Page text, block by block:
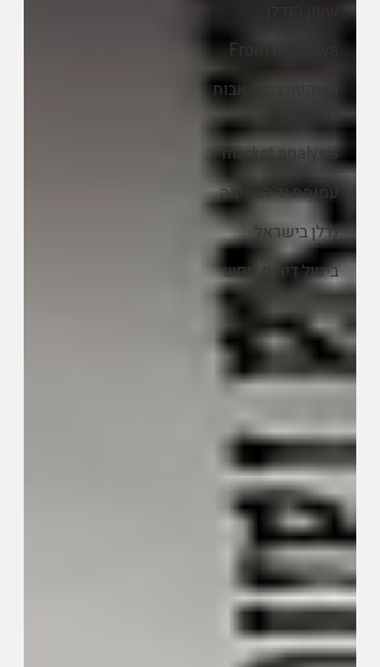
From the news
השקעה בבתי אבות
market analysis
עמותת יד לנשימה
נדלן בישראל
ביטול דירות נופש